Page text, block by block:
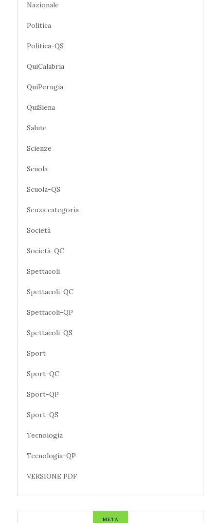
Nazionale
Politica
Politica-QS
QuiCalabria
QuiPerugia
QuiSiena
Salute
Scienze
Scuola
Scuola-QS
Senza categoria
Società
Società-QC
Spettacoli
Spettacoli-QC
Spettacoli-QP
Spettacoli-QS
Sport
Sport-QC
Sport-QP
Sport-QS
Tecnologia
Tecnologia-QP
VERSIONE PDF
META